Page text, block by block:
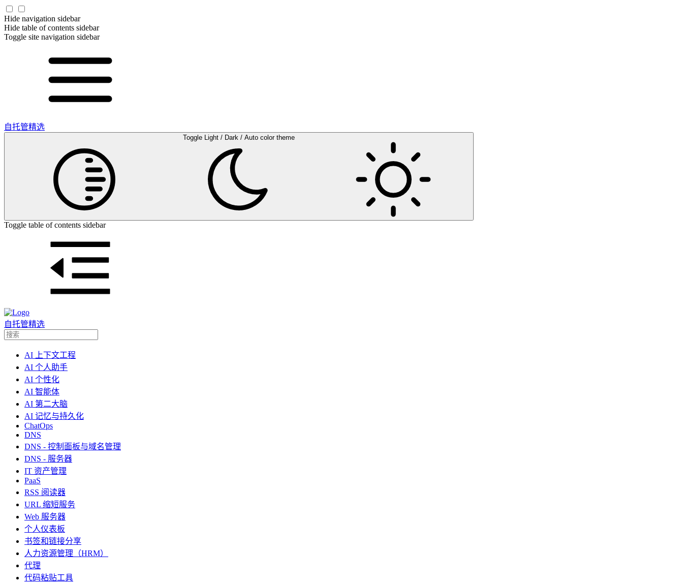
Hide navigation sidebar
Hide table of contents sidebar
Toggle site navigation sidebar
自托管精选
Toggle Light / Dark / Auto color theme
Toggle table of contents sidebar
自托管精选
AI 上下文工程
AI 个人助手
AI 个性化
AI 智能体
AI 第二大脑
AI 记忆与持久化
ChatOps
DNS
DNS - 控制面板与域名管理
DNS - 服务器
IT 资产管理
PaaS
RSS 阅读器
URL 缩短服务
Web 服务器
个人仪表板
书签和链接分享
人力资源管理（HRM）
代理
代码粘贴工具